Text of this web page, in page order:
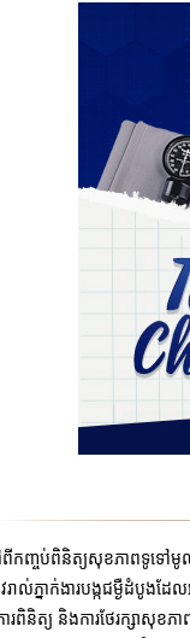
ៅពីកញ្ចប់ពិនិត្យសុខភាពទូទៅ
ល់ភ្នាក់ងារបង្កជម្ងឺដំបូងដែ
រពិនិត្យ និងការថែរក្សាសុខភ